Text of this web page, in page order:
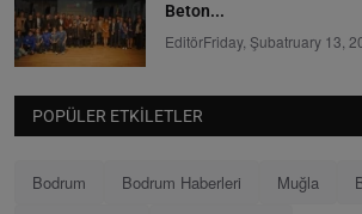
Beton...
EditörFriday, Şubatruary 13,
POPÜLER ETKILETLER
Bodrum Bodrum Haberleri Muğla